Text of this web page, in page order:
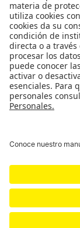
Mapa del Sitio
Multimedia
Noticias
Preguntas
Póliza
Reconocimiento
Reconocimiento